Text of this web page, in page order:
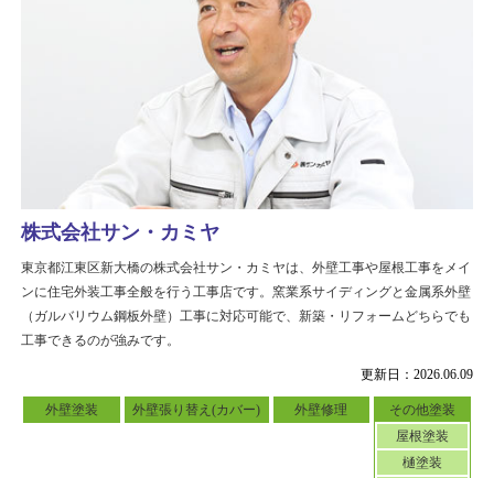
更新日：2026.06.09
外壁塗装 外壁張り替え(カバー) 外壁修理
その他塗装
屋根塗装
樋塗装
株式会社サン・カミヤ
東京都江東区新大橋の株式会社サン・カミヤは、外壁工事や屋根工事をメイ
ンに住宅外装工事全般を行う工事店です。窯業系サイディングと金属系外壁
（ガルバリウム鋼板外壁）工事に対応可能で、新築・リフォームどちらでも
工事できるのが強みです。